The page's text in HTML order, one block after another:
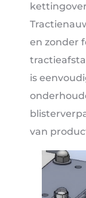
en zonder
is
van